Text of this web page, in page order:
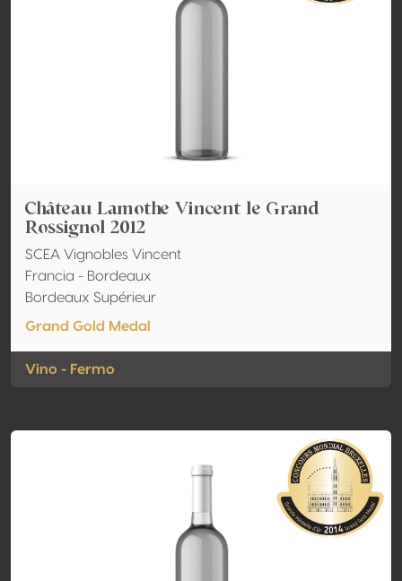
Château Lamothe Vincent le Grand
Rossignol 2012
SCEA Vignobles Vincent
Francia - Bordeaux
Bordeaux Supérieur
Grand Gold Medal
Vino - Fermo